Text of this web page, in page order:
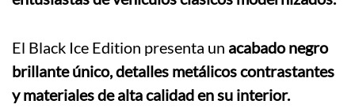
El Black Ice Edition presenta un acabado negro
brillante único, detalles metálicos contrastantes
y materiales de alta calidad en su interior.